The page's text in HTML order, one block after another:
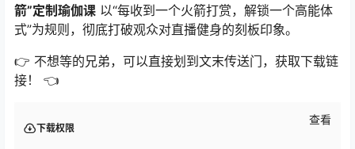
箭”定制瑜伽课 以“每收到一个火箭打赏，解锁一个高能体
式”为规则，彻底打破观众对直播健身的刻板印象。
👉 不想等的兄弟，可以直接划到文末传送门，获取下载链
接！ 👈
下载权限
查看